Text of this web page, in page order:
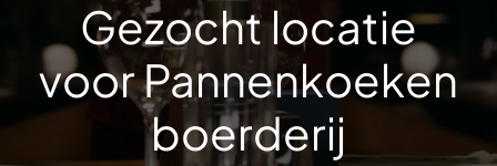
Gezocht locatie
voor Pannenkoeken
boerderij